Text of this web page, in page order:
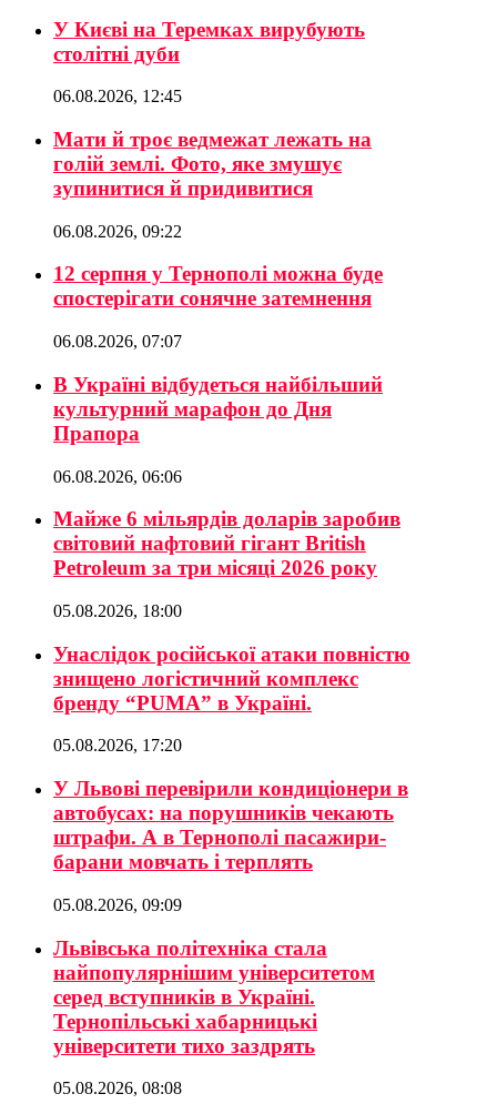
У Києві на Теремках вирубують
столітні дуби
06.08.2026, 12:45
Мати й троє ведмежат лежать на
голій землі. Фото, яке змушує
зупинитися й придивитися
06.08.2026, 09:22
12 серпня у Тернополі можна буде
спостерігати сонячне затемнення
06.08.2026, 07:07
В Україні відбудеться найбільший
культурний марафон до Дня
Прапора
06.08.2026, 06:06
Майже 6 мільярдів доларів заробив
світовий нафтовий гігант British
Petroleum за три місяці 2026 року
05.08.2026, 18:00
Унаслідок російської атаки повністю
знищено логістичний комплекс
бренду “PUMA” в Україні.
05.08.2026, 17:20
У Львові перевірили кондиціонери в
автобусах: на порушників чекають
штрафи. А в Тернополі пасажири-
барани мовчать і терплять
05.08.2026, 09:09
Львівська політехніка стала
найпопулярнішим університетом
серед вступників в Україні.
Тернопільські хабарницькі
університети тихо заздрять
05.08.2026, 08:08